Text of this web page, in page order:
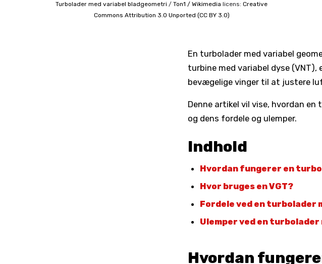
Turbolader med variabel bladgeometri / Ton1 / Wikimedia licens: Creative
Commons Attribution 3.0 Unported (CC BY 3.0)
En turbolader med variabel
turbine med variabel dyse
bevægelige vinger til at justere
Denne artikel vil vise, hvordan
og dens fordele og ulemper.
Indhold
Hvordan fungerer en
Hvor bruges en VGT?
Fordele ved en turbolader
Ulemper ved en
Hvordan